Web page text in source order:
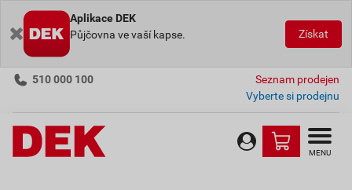
Aplikace DEK
Půjčovna ve vaší kapse.
Získat
510 000 100
Seznam prodejen
Vyberte si prodejnu
MENU